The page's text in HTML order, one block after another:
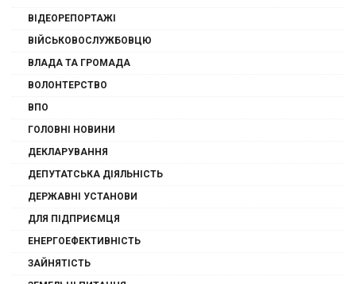
ВІДЕОРЕПОРТАЖІ
ВІЙСЬКОВОСЛУЖБОВЦЮ
ВЛАДА ТА ГРОМАДА
ВОЛОНТЕРСТВО
ВПО
ГОЛОВНІ НОВИНИ
ДЕКЛАРУВАННЯ
ДЕПУТАТСЬКА ДІЯЛЬНІСТЬ
ДЕРЖАВНІ УСТАНОВИ
ДЛЯ ПІДПРИЄМЦЯ
ЕНЕРГОЕФЕКТИВНІСТЬ
ЗАЙНЯТІСТЬ